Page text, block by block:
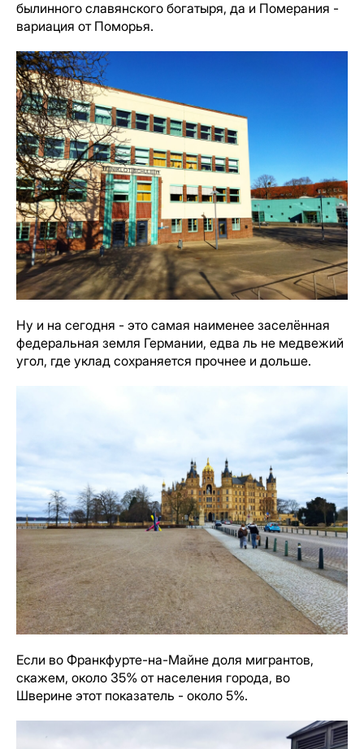
былинного славянского богатыря, да и Померания -
вариация от Поморья.
Ну и на сегодня - это самая наименее заселённая
федеральная земля Германии, едва ль не медвежий
угол, где уклад сохраняется прочнее и дольше.
Если во Франкфурте-на-Майне доля мигрантов,
скажем, около 35% от населения города, во
Шверине этот показатель - около 5%.